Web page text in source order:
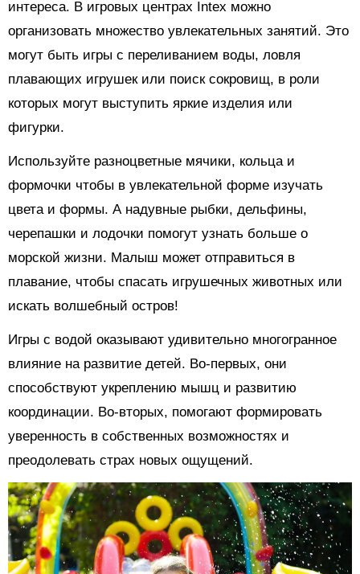
интереса. В игровых центрах Intex можно
организовать множество увлекательных занятий. Это
могут быть игры с переливанием воды, ловля
плавающих игрушек или поиск сокровищ, в роли
которых могут выступить яркие изделия или
фигурки.
Используйте разноцветные мячики, кольца и
формочки чтобы в увлекательной форме изучать
цвета и формы. А надувные рыбки, дельфины,
черепашки и лодочки помогут узнать больше о
морской жизни. Малыш может отправиться в
плавание, чтобы спасать игрушечных животных или
искать волшебный остров!
Игры с водой оказывают удивительно многогранное
влияние на развитие детей. Во-первых, они
способствуют укреплению мышц и развитию
координации. Во-вторых, помогают формировать
уверенность в собственных возможностях и
преодолевать страх новых ощущений.